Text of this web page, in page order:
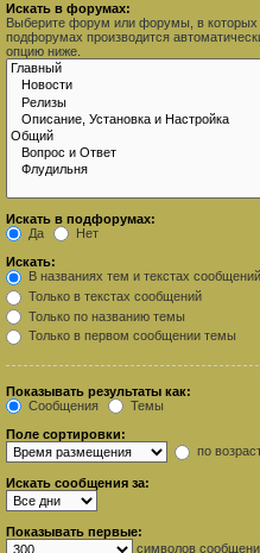
Искать в форумах:
Выберите форум или форумы, в которых
подфорумах производится
опцию ниже.
Искать в подфорумах:
Да
Нет
Искать:
В названиях тем и текстах сообщений
Только в текстах сообщений
Только по названию темы
Только в первом сообщении темы
Показывать результаты как:
Сообщения
Темы
Поле сортировки:
по
Искать сообщения за:
Показывать первые:
символов